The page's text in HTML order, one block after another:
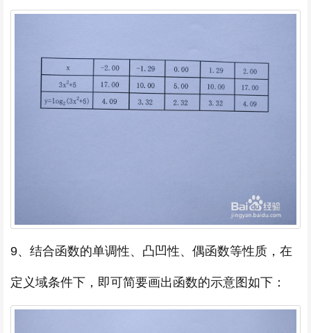
9、结合函数的单调性、凸凹性、偶函数等性质，在
定义域条件下，即可简要画出函数的示意图如下：